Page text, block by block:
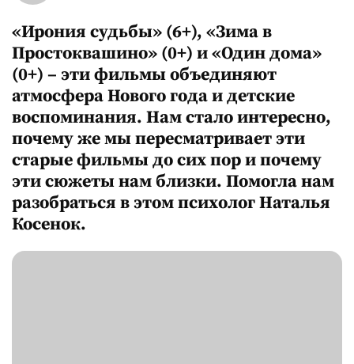
«Ирония судьбы» (6+), «Зима в
Простоквашино» (0+) и «Один дома»
(0+) – эти фильмы объединяют
атмосфера Нового года и детские
воспоминания. Нам стало интересно,
почему же мы пересматривает эти
старые фильмы до сих пор и почему
эти сюжеты нам близки. Помогла нам
разобраться в этом психолог Наталья
Косенок.